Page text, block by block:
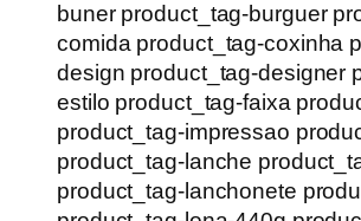
buner product_tag-burguer
comida product_tag-coxinha
design product_tag-designer
estilo product_tag-faixa
product_tag-impressao
product_tag-lanche
product_tag-lanchonete